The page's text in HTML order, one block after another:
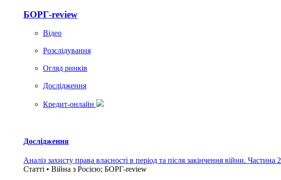
БОРГ-review
Вiдео
Розслідування
Огляд ринків
Дослідження
Кредит-онлайн
Дослідження
Аналіз захисту права власності в період та після закінчення війни. Частина 2
Статті • Війна з Росією; БОРГ-review